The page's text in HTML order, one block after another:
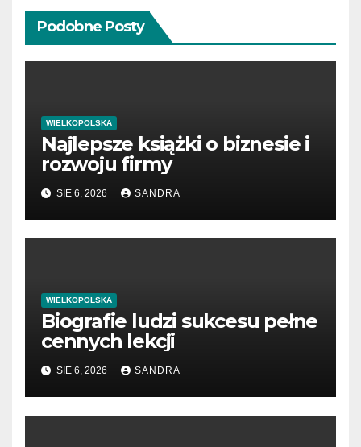
Podobne Posty
WIELKOPOLSKA
Najlepsze książki o biznesie i
rozwoju firmy
SIE 6, 2026 SANDRA
WIELKOPOLSKA
Biografie ludzi sukcesu pełne
cennych lekcji
SIE 6, 2026 SANDRA